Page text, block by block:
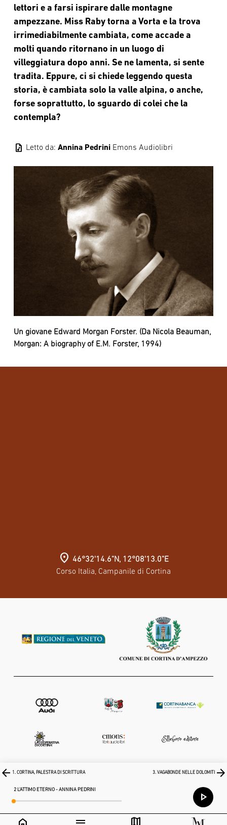
arrow_back 1. CORTINA, PALESTRA DI SCRITTURA 3. VAGABONDE NELLE DOLOMITI arrow_forward
2 L'ATTIMO ETERNO - ANNINA PEDRINI
play_arrow
map
lettori e a farsi ispirare dalle montagne
ampezzane. Miss Raby torna a Vorta e la trova
irrimediabilmente cambiata, come accade a
molti quando ritornano in un luogo di
villeggiatura dopo anni. Se ne lamenta, si sente
tradita. Eppure, ci si chiede leggendo questa
storia, è cambiata solo la valle alpina, o anche,
forse soprattutto, lo sguardo di colei che la
contempla?
audio_file Letto da: Annina PedriniEmons Audiolibri
Un giovane Edward Morgan Forster. (Da Nicola Beauman,
Morgan: A biography of E.M. Forster, 1994)
location_on 46°32'14.6"N, 12°08'13.0"E
Corso Italia, Campanile di Cortina